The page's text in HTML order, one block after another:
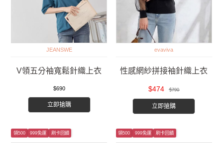
JEANSWE
V領五分袖寬鬆針織上衣
$690
立即搶購
evaviva
性感網紗拼接袖針織上衣
$474 $790
立即搶購
領500 999免運 刷卡回饋 領500 999免運 刷卡回饋